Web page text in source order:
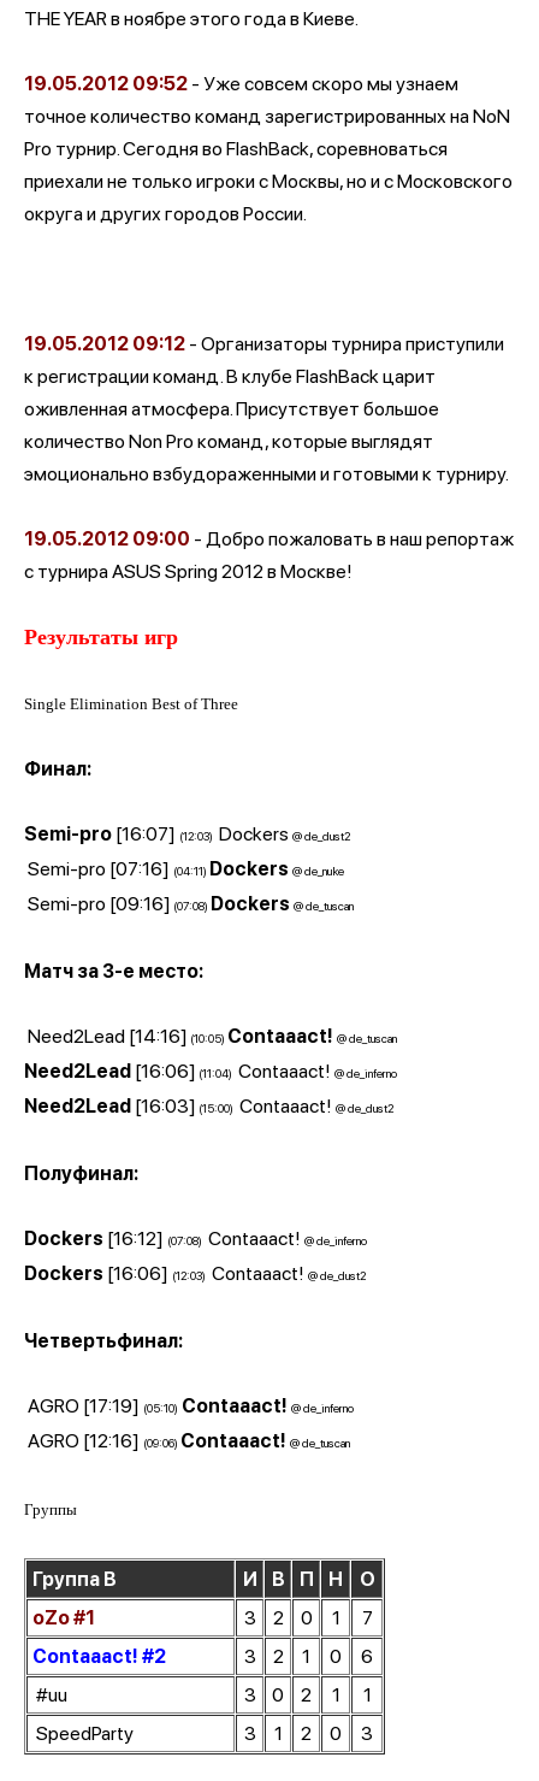
THE YEAR в ноябре этого года в Киеве.
19.05.2012 09:52 - Уже совсем скоро мы узнаем
точное количество команд зарегистрированных на NoN
Pro турнир. Сегодня во FlashBack, соревноваться
приехали не только игроки с Москвы, но и с Московского
округа и других городов России.
19.05.2012 09:12 - Организаторы турнира приступили
к регистрации команд. В клубе FlashBack царит
оживленная атмосфера. Присутствует большое
количество Non Pro команд, которые выглядят
эмоционально взбудораженными и готовыми к турниру.
19.05.2012 09:00 - Добро пожаловать в наш репортаж
с турнира ASUS Spring 2012 в Москве!
Результаты игр
Single Elimination Best of Three
Финал:
Semi-pro [16:07] (12:03) Dockers @ de_dust2
Semi-pro [07:16] (04:11) Dockers @ de_nuke
Semi-pro [09:16] (07:08) Dockers @ de_tuscan
Матч за 3-е место:
Need2Lead [14:16] (10:05) Contaaact! @ de_tuscan
Need2Lead [16:06] (11:04) Contaaact! @ de_inferno
Need2Lead [16:03] (15:00) Contaaact! @ de_dust2
Полуфинал:
Dockers [16:12] (07:08) Contaaact! @ de_inferno
Dockers [16:06] (12:03) Contaaact! @ de_dust2
Четвертьфинал:
AGRO [17:19] (05:10) Contaaact! @ de_inferno
AGRO [12:16] (09:06) Contaaact! @ de_tuscan
Группы
Группа B И В П Н
О
oZo #1
3 2 0 1
7
Contaaact! #2
3 2 1 0
6
#uu
3 0 2 1
1
SpeedParty
3 1 2 0 3